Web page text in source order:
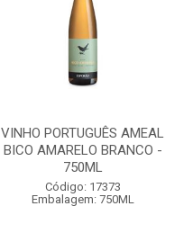
VINHO PORTUGUÊS AMEAL
BICO AMARELO BRANCO -
750ML
Código: 17373
Embalagem: 750ML